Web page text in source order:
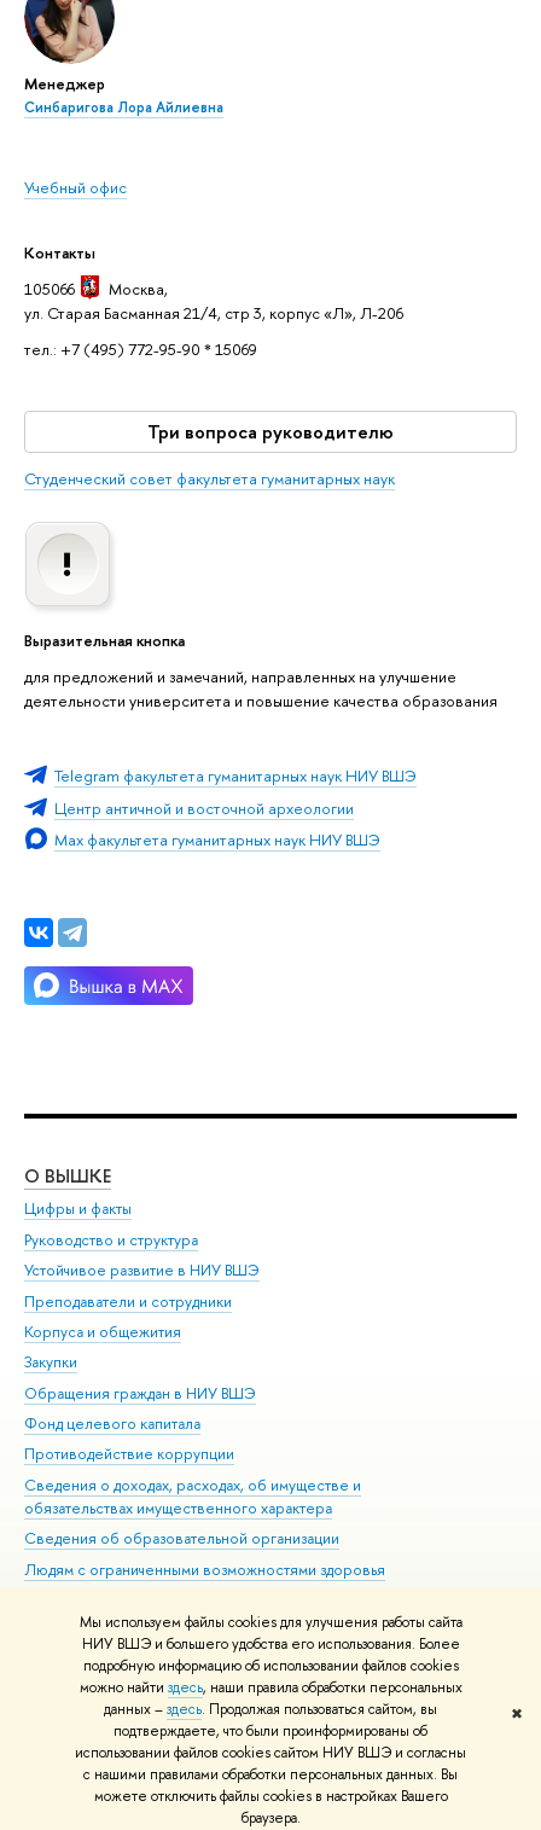
Мы используем файлы cookies для улучшения работы сайта
НИУ ВШЭ и большего удобства его использования. Более
подробную информацию об использовании файлов cookies
можно найти здесь, наши правила обработки персональных
данных –здесь. Продолжая пользоваться сайтом, вы
подтверждаете, что были проинформированы об
использовании файлов cookies сайтом НИУ ВШЭ и согласны
с нашими правилами обработки персональных данных. Вы
можете отключить файлы cookies в настройках Вашего
браузера.
✖
Менеджер
Синбаригова Лора Айлиевна
Учебный офис
Контакты
105066
Москва,
ул. Старая Басманная 21/4, стр 3, корпус «Л», Л-206
тел.: +7 (495) 772-95-90 * 15069
Три вопроса руководителю
Студенческий совет факультета гуманитарных наук
Выразительная кнопка
для предложений и замечаний, направленных на улучшение
деятельности университета и повышение качества образования
Telegram факультета гуманитарных наук НИУ ВШЭ
Центр античной и восточной археологии
Max факультета гуманитарных наук НИУ ВШЭ
О ВЫШКЕ
Цифры и факты
Руководство и структура
Устойчивое развитие в НИУ ВШЭ
Преподаватели и сотрудники
Корпуса и общежития
Закупки
Обращения граждан в НИУ ВШЭ
Фонд целевого капитала
Противодействие коррупции
Сведения о доходах, расходах, об имуществе и
обязательствах имущественного характера
Сведения об образовательной организации
Людям с ограниченными возможностями здоровья
Работа в Вышке
© НИУ ВШЭ 1993–2026 Адреса и контакты Условия использования
материалов Политика конфиденциальности Карта сайта
Шрифты HSE Sans и HSE Slab разработаны вШколе дизайна НИУ ВШЭ